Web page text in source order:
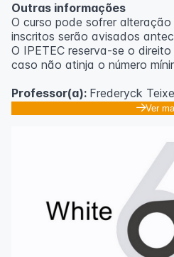
Outras informações
O curso pode sofrer
inscritos serão avisados
O IPETEC reserva-se o
caso não atinja o número
Professor(a): Frederyck
Ver